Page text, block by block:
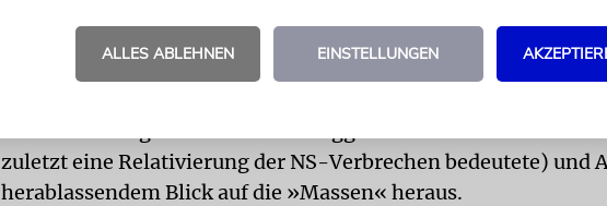
womöglich ihr einstiger Lehrer Martin Heidegger Pate
zuletzt eine Relativierung der NS-Verbrechen bedeutete) und
herablassendem Blick auf die »Massen« heraus.
ALLES ABLEHNEN EINSTELLUNGEN